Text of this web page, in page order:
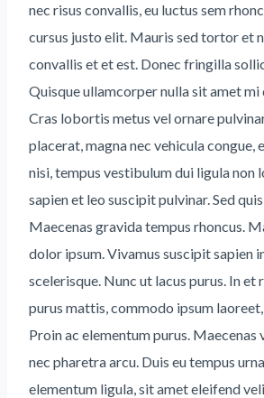
nec risus convallis, eu luctus sem
cursus justo elit. Mauris sed tortor et
convallis et et est. Donec fringilla
Quisque ullamcorper nulla sit amet
Cras lobortis metus vel ornare
placerat, magna nec vehicula
nisi, tempus vestibulum dui ligula non
sapien et leo suscipit pulvinar. Sed
Maecenas gravida tempus rhoncus.
dolor ipsum. Vivamus suscipit sapien
scelerisque. Nunc ut lacus purus. In et
purus mattis, commodo ipsum
Proin ac elementum purus. Maecenas
nec pharetra arcu. Duis eu tempus
elementum ligula, sit amet eleifend